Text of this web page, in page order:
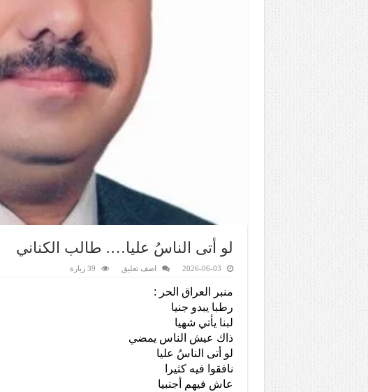
لو أتى الناسُ عليا…. طالب الكناني
2026-06-03 اضف تعليق 39 زيارة
منبر العراق الحر :
رطبا يبدو جنيا
لبنا يأتي شهيا
ذاك عيش الناس يمضي
لو أتى الناسُ عليا
نافقوا فيه كثيرا
عاش فيهم أجنبيا